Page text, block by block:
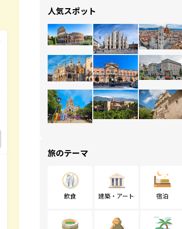
人気スポット
旅のテーマ
飲食 建築・アート 宿泊